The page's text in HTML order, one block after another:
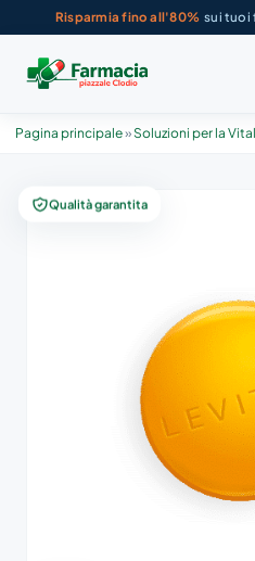
Risparmia fino all'80% sui tuoi
Pagina principale»Soluzioni per la
Qualità garantita